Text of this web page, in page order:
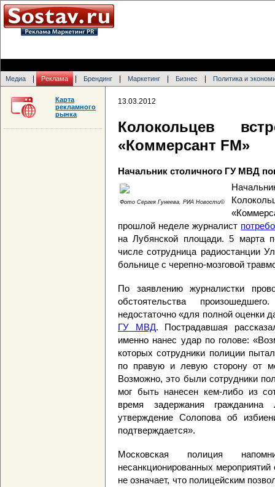
Медиа Реклама Брендинг Маркетинг Бизнес Политика и
13.03.2012
Колокольцев
«Коммерсант FM»
Начальник столичного ГУ МВД
Фото Сергея Гунеева, РИА Новости©
прошлой неделе журналист
на Лубянской площади. 5 марта
числе сотрудница радиостанции
больнице с черепно-мозговой
По заявлению журналистки
обстоятельства
недостаточно «для полной оценки
ГУ МВД. Пострадавшая
именно нанес удар по голове:
которых сотрудники полиции
по правую и левую сторону от
Возможно, это были сотрудники
мог быть нанесен кем-либо из
время задержания гражданина
утверждение Солопова об
подтверждается».
Московская полиция
несанкционированных
не означает, что полицейским
Карта
рекламного
рынка